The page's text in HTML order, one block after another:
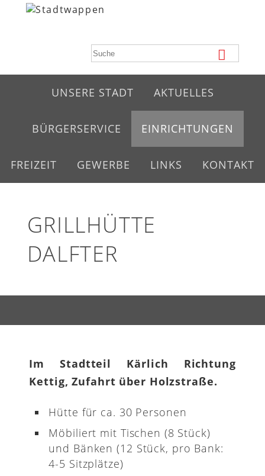
UNSERE STADT AKTUELLES
BÜRGERSERVICE EINRICHTUNGEN
FREIZEIT GEWERBE LINKS KONTAKT
GRILLHÜTTE
DALFTER
Im Stadtteil Kärlich Richtung
Kettig, Zufahrt über Holzstraße.
Hütte für ca. 30 Personen
Möbiliert mit Tischen (8 Stück)
und Bänken (12 Stück, pro Bank:
4-5 Sitzplätze)